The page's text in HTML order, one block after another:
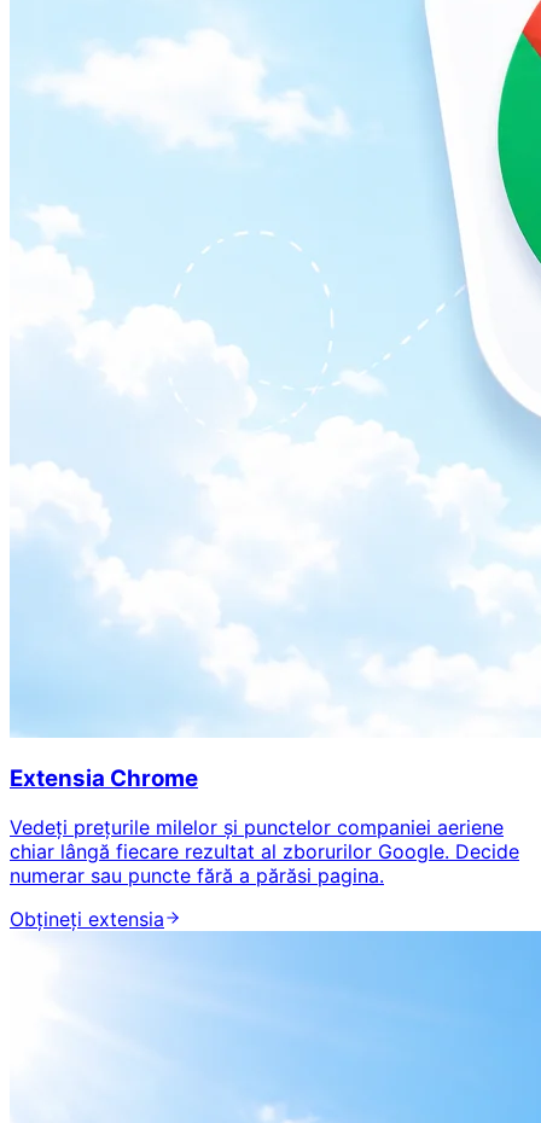
Extensia Chrome
Vedeți prețurile milelor și punctelor companiei aeriene
chiar lângă fiecare rezultat al zborurilor Google. Decide
numerar sau puncte fără a părăsi pagina.
Obțineți extensia